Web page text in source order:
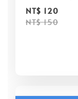
NT$ 120
NT$ 150